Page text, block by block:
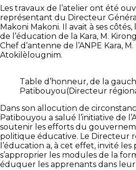
Les travaux de l’atelier ont été
représentant du Directeur Général
Makoni Makoni. Il avait à ses
de l’éducation de la Kara, M.
Chef d’antenne de l’ANPE Kara,
Atokilèlougnim.
Table d’honneur, de la
Patibouyou(Directeur
Dans son allocution de
Patibouyou a salué l’initiative de
soutenir les efforts du
politique éducative. Le Directeur
l’éducation a, à cet effet, invité les
s’approprier les modules de la
éduquer les apprenants dans leur